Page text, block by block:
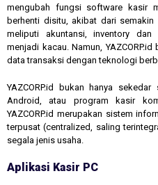
mengubah fungsi software kasir
berhenti disitu, akibat dari
meliputi akuntansi, inventory
menjadi kacau. Namun,
data transaksi dengan teknologi
YAZCORP.id bukan hanya
Android, atau program kasir
YAZCORP.id merupakan sistem
terpusat (centralized, saling
segala jenis usaha.
Aplikasi Kasir PC